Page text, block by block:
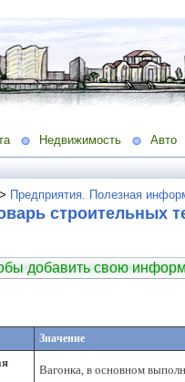
Недвижимость Авто
> Предприятия. Полезная
строительных
добавить свою
Значение
Вагонка, в основном